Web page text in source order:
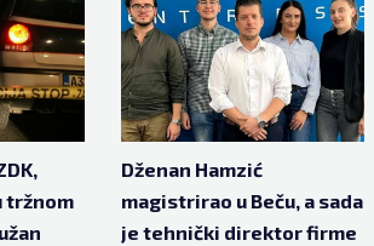
tržnom
Dženan Hamzić
magistrirao u Beču, a sada
je tehnički direktor firme